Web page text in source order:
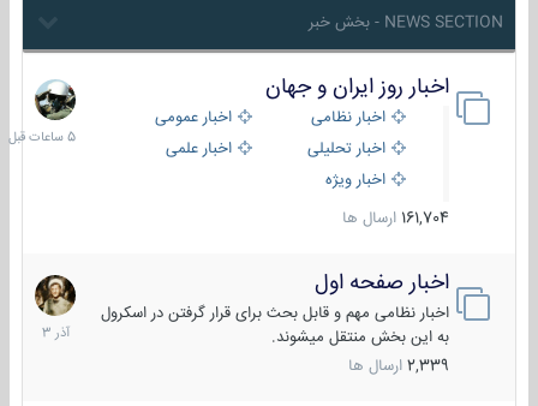
NEWS SECTION - بخش خبر
اخبار روز ایران و جهان
اخبار نظامی
اخبار عمومی
اخبار تحلیلی
اخبار علمی
اخبار ویژه
161,704 ارسال ها
5
ساعات
قبل
اخبار صفحه اول
اخبار نظامی مهم و قابل بحث برای قرار گرفتن در اسکرول
به این بخش منتقل میشوند.
2,339 ارسال ها
7
آذر
1403